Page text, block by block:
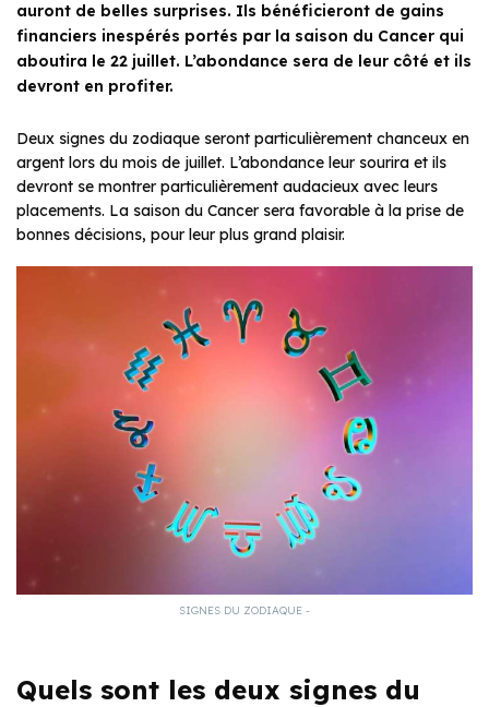
auront de belles surprises. Ils bénéficieront de gains
financiers inespérés portés par la saison du Cancer qui
aboutira le 22 juillet. L’abondance sera de leur côté et ils
devront en profiter.
Deux signes du zodiaque seront particulièrement chanceux en
argent lors du mois de juillet. L’abondance leur sourira et ils
devront se montrer particulièrement audacieux avec leurs
placements. La saison du Cancer sera favorable à la prise de
bonnes décisions, pour leur plus grand plaisir.
SIGNES DU ZODIAQUE -
Quels sont les deux signes du